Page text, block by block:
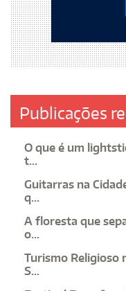
Publicações
O que é um
t...
Guitarras na
q...
A floresta que
o...
Turismo Religioso
S...